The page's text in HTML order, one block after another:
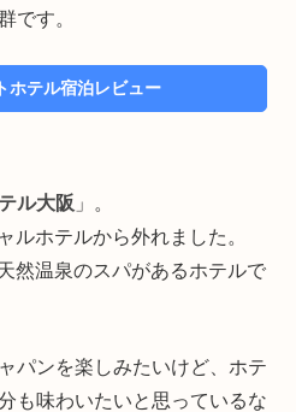
です。
ホテル宿泊レビュー
ル大阪 」。
ルホテルから外れました。
然温泉のスパがあるホテルで
パンを楽しみたいけど、ホテ
も味わいたいと思っているな